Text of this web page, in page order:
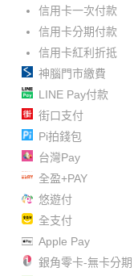
信用卡一次付款
信用卡分期付款
信用卡紅利折抵
神腦門市繳費
LINE Pay付款
街口支付
Pi拍錢包
台灣Pay
全盈+PAY
悠遊付
全支付
Apple Pay
銀角零卡-無卡分期